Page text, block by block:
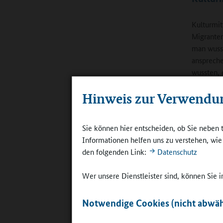
Hinweis zur
Sie können hier entscheiden, ob Sie
Informationen helfen uns zu verstehen,
den folgenden Link:
Datenschutz
Wer unsere Dienstleister sind, können Sie
Notwendige Cookies (nicht
man
wussten,
Eltern
Die
Abend